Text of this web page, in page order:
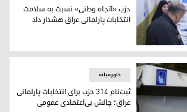
نسبت به سلامت انتخابات پارلمانی عراق
حزب «اتجاه وطنی» نسبت به سلامت
انتخابات پارلمانی عراق هشدار داد
خاورمیانه
ثبت‌نام ۳۱۴ حزب برای انتخابات پارلمانی
عراق؛ چالش بی‌اعتمادی عمومی